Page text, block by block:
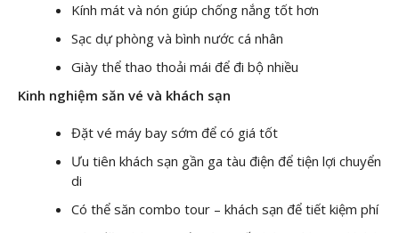
Kính mát và nón giúp chống nắng tốt hơn
Sạc dự phòng và bình nước cá nhân
Giày thể thao thoải mái để đi bộ nhiều
Kinh nghiệm săn vé và khách sạn
Đặt vé máy bay sớm để có giá tốt
Ưu tiên khách sạn gần ga tàu điện để tiện lợi chuyển
di
Có thể săn combo tour – khách sạn để tiết kiệm phí